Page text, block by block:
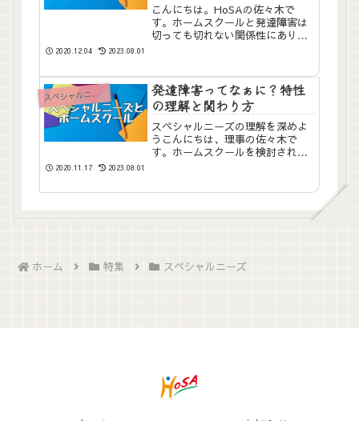
こんにちは。HoSAの佐々木で
す。ホームスクールと発達障害は
切っても切れない関係性にありま
障害について大人が知るきっかけ
づくりを行っています。子どもた
ち一人一人の持つ発達上の課題...
2020.12.04 2023.08.01
ス
ペシャルニーズ
発達障害ってなぁに？特性
の理解と関わり方
スペシャルニーズの理解を深めよ
うこんにちは、理事の佐々木で
す。ホームスクールを検討される
でも、毎年一定数いらっしゃるの
2020.11.17 2023.08.01
ホーム 特集 スペシャルニーズ